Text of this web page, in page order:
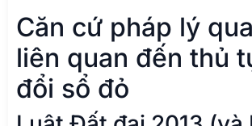
Căn cứ pháp lý
liên quan đến thủ
đổi sổ đỏ